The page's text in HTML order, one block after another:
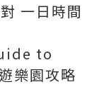
一日時間
to
樂園攻略